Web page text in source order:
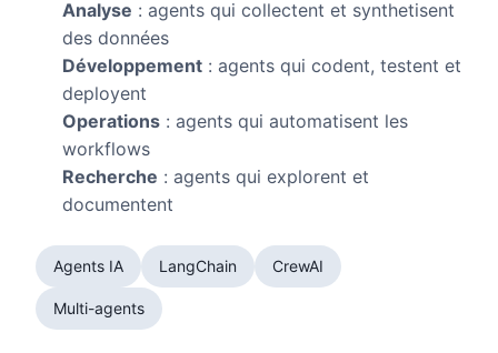
Analyse : agents qui collectent et synthetisent
des données
Développement : agents qui codent, testent et
deployent
Operations : agents qui automatisent les
workflows
Recherche : agents qui explorent et
documentent
Agents IA LangChain CrewAI
Multi-agents